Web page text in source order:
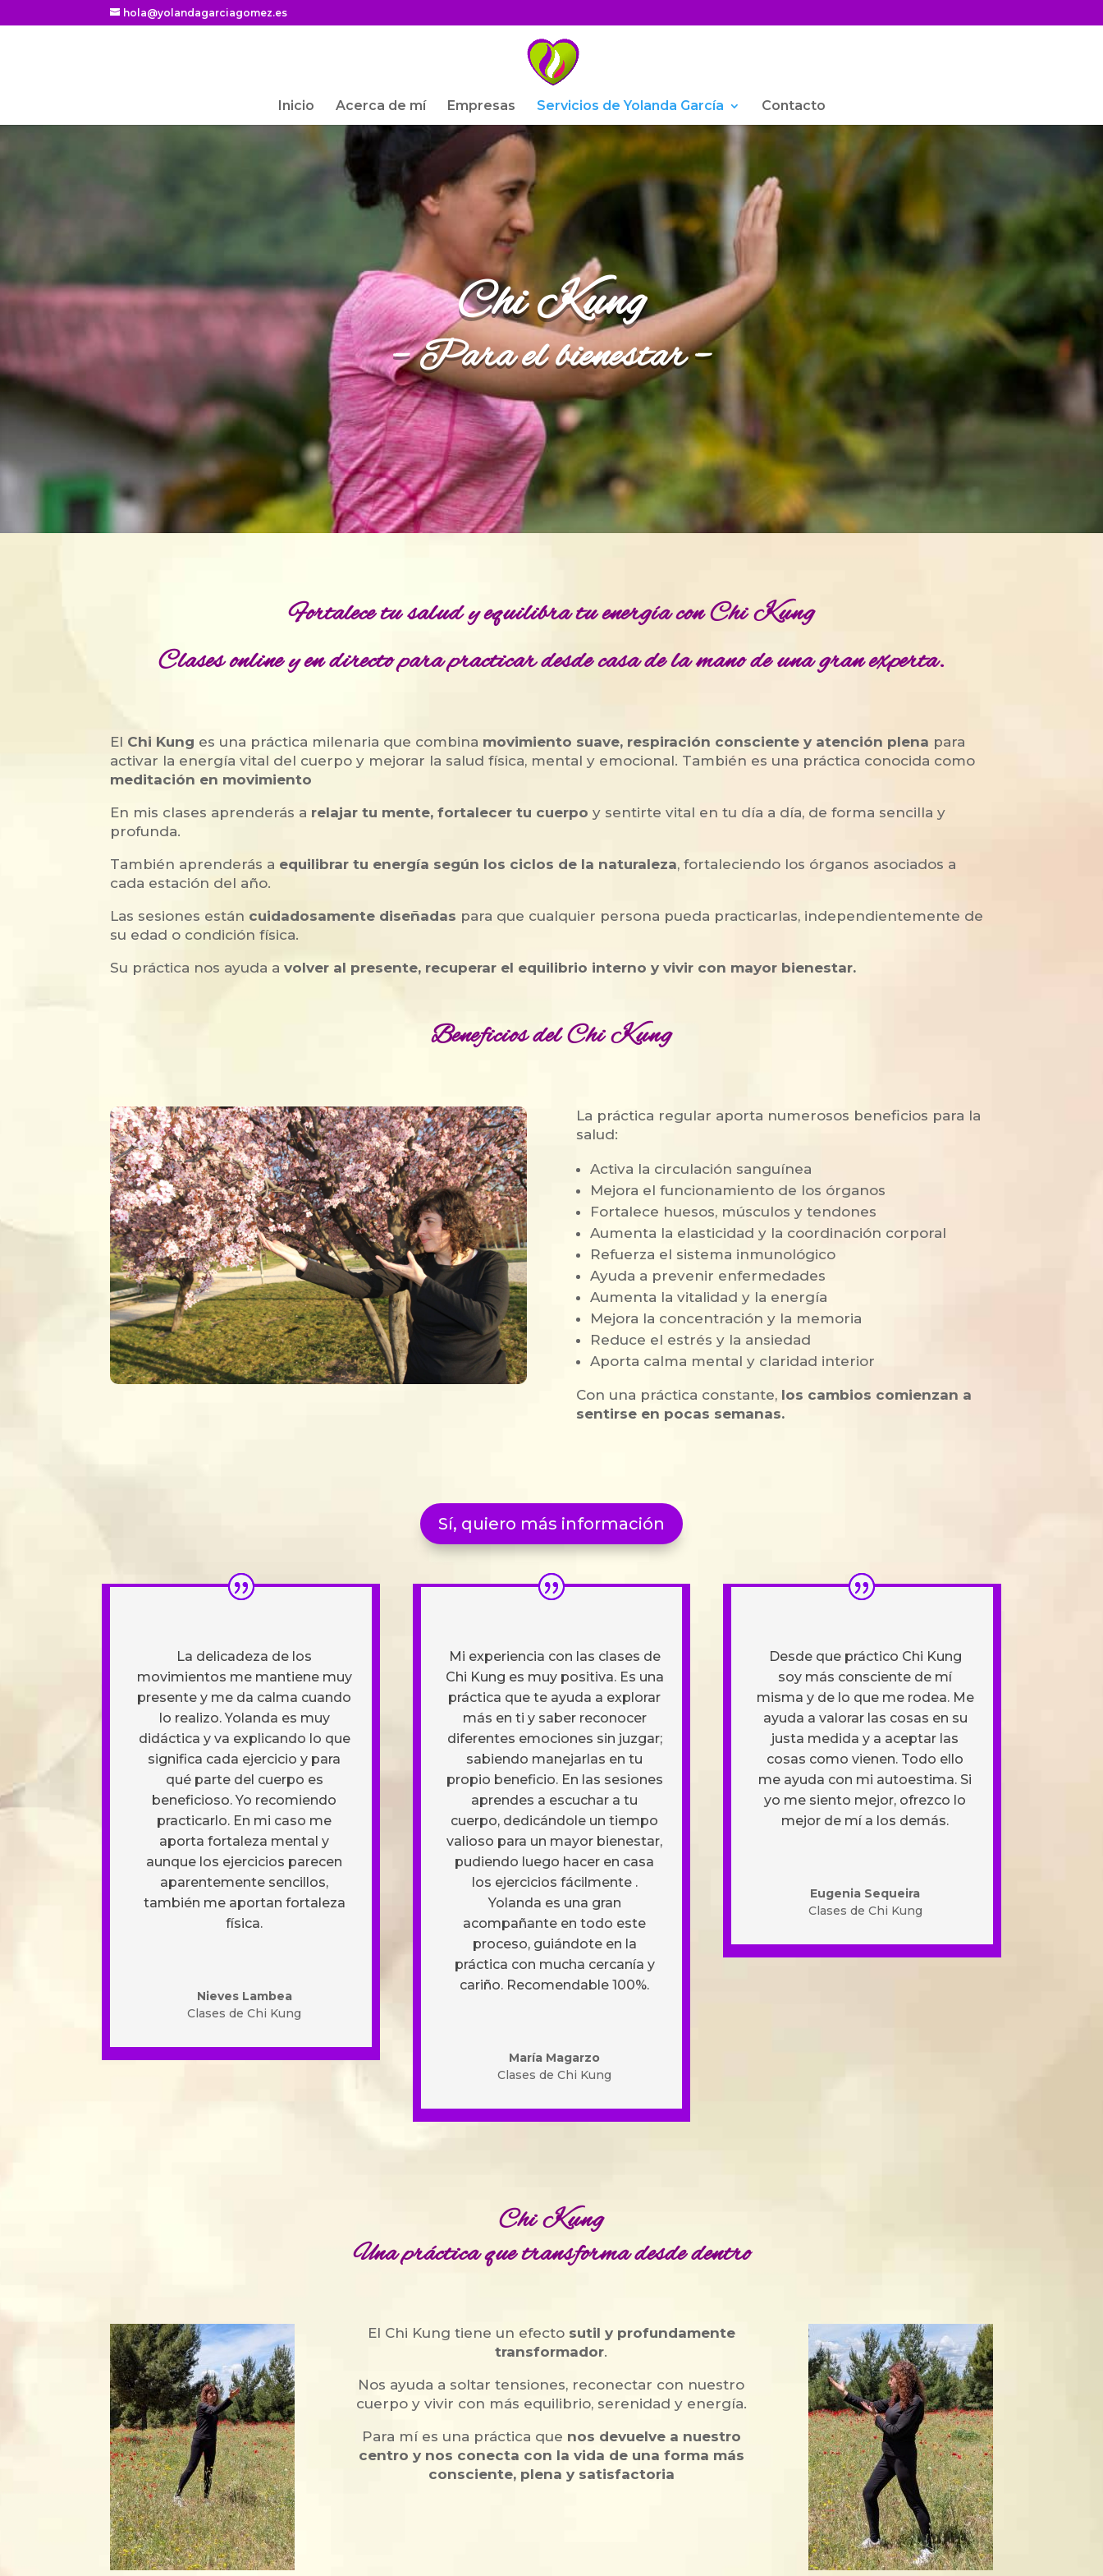
hola@yolandagarciagomez.es
Inicio Acerca de mí Empresas Servicios de Yolanda García Contacto
Chi Kung
– Para el bienestar –
Fortalece tu salud y equilibra tu energía con Chi Kung
Clases online y en directo para practicar desde casa de la mano de una gran experta.
El Chi Kung es una práctica milenaria que combina movimiento suave, respiración consciente y atención plena para
activar la energía vital del cuerpo y mejorar la salud física, mental y emocional. También es una práctica conocida como
meditación en movimiento
En mis clases aprenderás a relajar tu mente, fortalecer tu cuerpo y sentirte vital en tu día a día, de forma sencilla y
profunda.
También aprenderás a equilibrar tu energía según los ciclos de la naturaleza, fortaleciendo los órganos asociados a
cada estación del año.
Las sesiones están cuidadosamente diseñadas para que cualquier persona pueda practicarlas, independientemente de
su edad o condición física.
Su práctica nos ayuda avolver al presente, recuperar el equilibrio interno y vivir con mayor bienestar.
Beneficios del Chi Kung
La práctica regular aporta numerosos beneficios para la
salud:
Activa la circulación sanguínea
Mejora el funcionamiento de los órganos
Fortalece huesos, músculos y tendones
Aumenta la elasticidad y la coordinación corporal
Refuerza el sistema inmunológico
Ayuda a prevenir enfermedades
Aumenta la vitalidad y la energía
Mejora la concentración y la memoria
Reduce el estrés y la ansiedad
Aporta calma mental y claridad interior
Con una práctica constante, los cambios comienzan a
sentirse en pocas semanas.
Sí, quiero más información
La delicadeza de los
movimientos me mantiene muy
presente y me da calma cuando
lo realizo. Yolanda es muy
didáctica y va explicando lo que
significa cada ejercicio y para
qué parte del cuerpo es
beneficioso. Yo recomiendo
practicarlo. En mi caso me
aporta fortaleza mental y
aunque los ejercicios parecen
aparentemente sencillos,
también me aportan fortaleza
física.
Nieves Lambea
Clases de Chi Kung
Mi experiencia con las clases de
Chi Kung es muy positiva. Es una
práctica que te ayuda a explorar
más en ti y saber reconocer
diferentes emociones sin juzgar;
sabiendo manejarlas en tu
propio beneficio. En las sesiones
aprendes a escuchar a tu
cuerpo, dedicándole un tiempo
valioso para un mayor bienestar,
pudiendo luego hacer en casa
los ejercicios fácilmente .
Yolanda es una gran
acompañante en todo este
proceso, guiándote en la
práctica con mucha cercanía y
cariño. Recomendable 100%.
María Magarzo
Clases de Chi Kung
Desde que práctico Chi Kung
soy más consciente de mí
misma y de lo que me rodea. Me
ayuda a valorar las cosas en su
justa medida y a aceptar las
cosas como vienen. Todo ello
me ayuda con mi autoestima. Si
yo me siento mejor, ofrezco lo
mejor de mí a los demás.
Eugenia Sequeira
Clases de Chi Kung
Chi Kung
Una práctica que transforma desde dentro
El Chi Kung tiene un efecto sutil y profundamente
transformador.
Nos ayuda a soltar tensiones, reconectar con nuestro
cuerpo y vivir con más equilibrio, serenidad y energía.
Para mí es una práctica que nos devuelve a nuestro
centro y nos conecta con la vida de una forma más
consciente, plena y satisfactoria